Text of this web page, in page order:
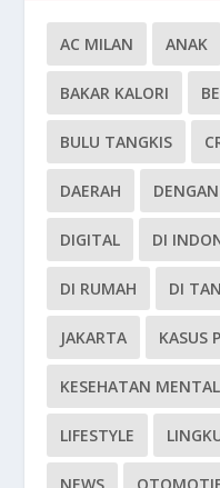
AC MILAN ANAK
BAKAR KALORI
BULU TANGKIS
DAERAH
DIGITAL DI
DI RUMAH DI
JAKARTA KASUS
KESEHATAN MENTAL
LIFESTYLE